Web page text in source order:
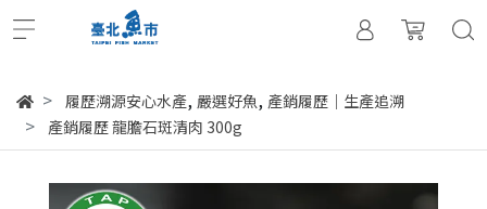
履歷溯源安心水產, 嚴選好魚, 產銷履歷｜生產追溯
產銷履歷 龍膽石斑清肉 300g